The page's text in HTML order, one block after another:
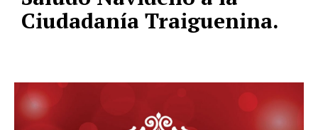
Ciudadanía Traiguenina.